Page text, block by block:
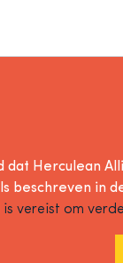
dat Herculean
beschreven in
is vereist om